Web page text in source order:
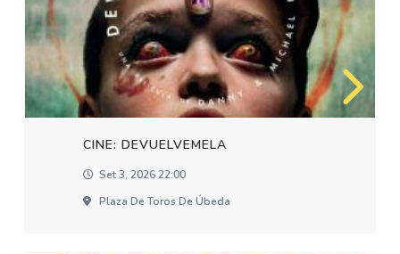
CINE: DEVUELVEMELA
Set 3, 2026 22:00
Plaza De Toros De Úbeda